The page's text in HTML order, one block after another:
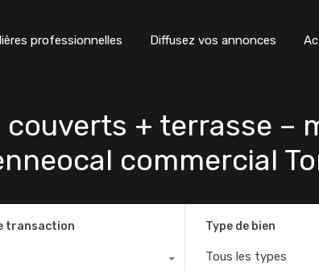
professionnelles Diffusez vos annonces
couverts + terrasse –
commercial
transaction Type de bien
Tous les types